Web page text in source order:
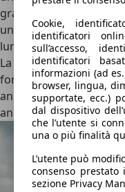
Cookie,
identificatori
sull’accesso,
identificatori
informazioni (ad
browser, lingua,
supportate, ecc.)
dal dispositivo
che l’utente si
una o più finalità
L’utente può
consenso
sezione Privacy
grazie anche alle ruote
una supersportiva
lunghi viaggi e, quando
La trazione 4Matic+,
forzare la presenza
ancora provare le
ancora.